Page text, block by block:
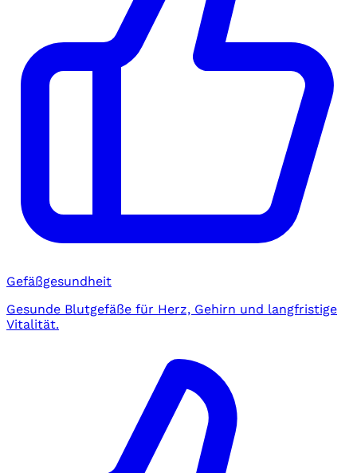
Gefäßgesundheit
Gesunde Blutgefäße für Herz, Gehirn und langfristige
Vitalität.